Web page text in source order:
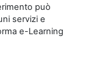
può
servizi e
e-Learning